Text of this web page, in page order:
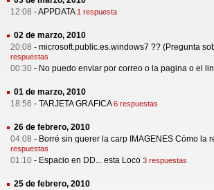
12:08 -APPDATA 1 respuesta
02 de marzo, 2010
20:08 - microsoft.public.es.windows7 ?? (Pregunta
respuestas
00:30 - No puedo enviar por correo o la pagina o el
01 de marzo, 2010
18:56 - TARJETA GRAFICA 6 respuestas
26 de febrero, 2010
04:08 - Borré sin querer la carp IMAGENES Cómo la
respuestas
01:10 - Espacio en DD... esta Loco 3 respuestas
25 de febrero, 2010